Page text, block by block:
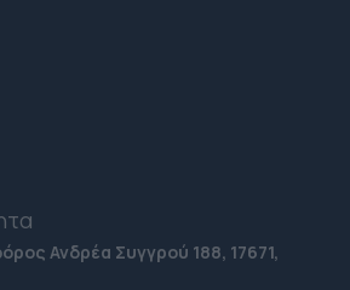
Ανδρέα Συγγρού 188, 17671,